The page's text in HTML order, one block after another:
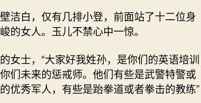
洁白，仅有几排小登，前面站了十二位身
的女人。玉儿不禁心中一惊。
女士，“大家好我姓孙，是你们的英语培训
们未来的惩戒师。他们有些是武警特警或
优秀军人，有些是跆拳道或者拳击的教练”